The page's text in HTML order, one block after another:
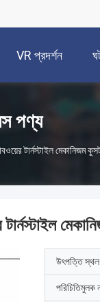
VR প্রদর্শন
পণ্য
টার্নস্টাইল মেকানিজম
উৎপত্তি স্থল
পরিচিতিমুলক